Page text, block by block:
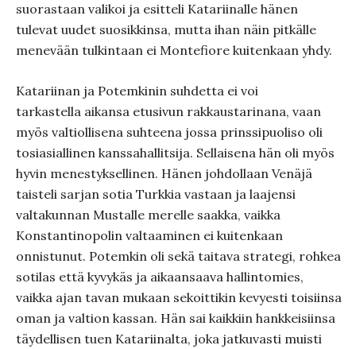
suorastaan valikoi ja esitteli Katariinalle hänen
tulevat uudet suosikkinsa, mutta ihan näin pitkälle
menevään tulkintaan ei Montefiore kuitenkaan yhdy.
Katariinan ja Potemkinin suhdetta ei voi
tarkastella aikansa etusivun rakkaustarinana, vaan
myös valtiollisena suhteena jossa prinssipuoliso oli
tosiasiallinen kanssahallitsija. Sellaisena hän oli myös
hyvin menestyksellinen. Hänen johdollaan Venäjä
taisteli sarjan sotia Turkkia vastaan ja laajensi
valtakunnan Mustalle merelle saakka, vaikka
Konstantinopolin valtaaminen ei kuitenkaan
onnistunut. Potemkin oli sekä taitava strategi, rohkea
sotilas että kyvykäs ja aikaansaava hallintomies,
vaikka ajan tavan mukaan sekoittikin kevyesti toisiinsa
oman ja valtion kassan. Hän sai kaikkiin hankkeisiinsa
täydellisen tuen Katariinalta, joka jatkuvasti muisti